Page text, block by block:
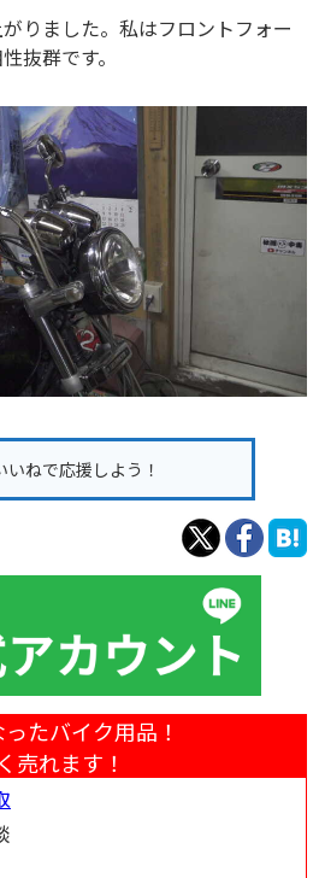
りました。私はフロントフォー
抜群です。
いねで応援しよう！
たバイク用品！
売れます！